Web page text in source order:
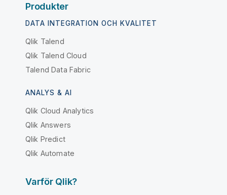
Produkter
DATA INTEGRATION OCH KVALITET
Qlik Talend
Qlik Talend Cloud
Talend Data Fabric
ANALYS & AI
Qlik Cloud Analytics
Qlik Answers
Qlik Predict
Qlik Automate
Varför Qlik?